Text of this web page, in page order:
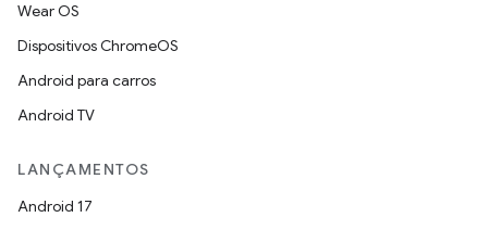
Wear OS
Dispositivos ChromeOS
Android para carros
Android TV
LANÇAMENTOS
Android 17